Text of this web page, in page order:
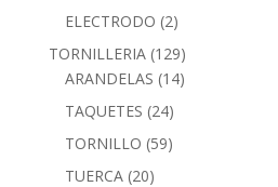
ELECTRODO (2)
TORNILLERIA (129)
ARANDELAS (14)
TAQUETES (24)
TORNILLO (59)
TUERCA (20)